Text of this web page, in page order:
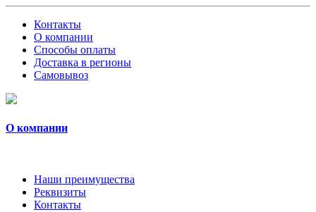
Контакты
О компании
Способы оплаты
Доставка в регионы
Самовывоз
О компании
Наши преимущества
Реквизиты
Контакты